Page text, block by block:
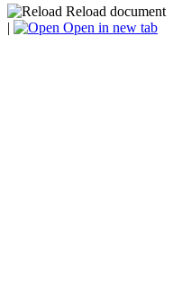
Reload document
|
Open in new tab